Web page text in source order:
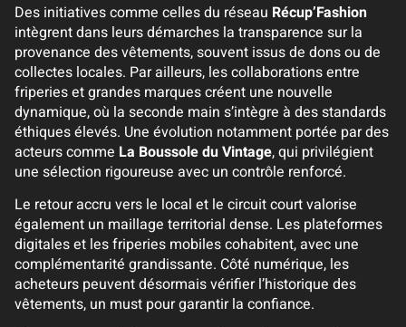
Des initiatives comme celles du réseau Récup’Fashion
intègrent dans leurs démarches la transparence sur la
provenance des vêtements, souvent issus de dons ou de
collectes locales. Par ailleurs, les collaborations entre
friperies et grandes marques créent une nouvelle
dynamique, où la seconde main s’intègre à des standards
éthiques élevés. Une évolution notamment portée par des
acteurs comme La Boussole du Vintage, qui privilégient
une sélection rigoureuse avec un contrôle renforcé.
Le retour accru vers le local et le circuit court valorise
également un maillage territorial dense. Les plateformes
digitales et les friperies mobiles cohabitent, avec une
complémentarité grandissante. Côté numérique, les
acheteurs peuvent désormais vérifier l’historique des
vêtements, un must pour garantir la confiance.